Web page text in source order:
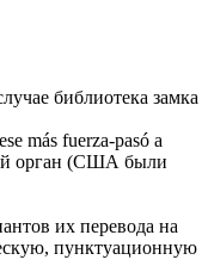
библиотека замка
más fuerza-pasó a
орган (США были
их перевода на
пунктуационную